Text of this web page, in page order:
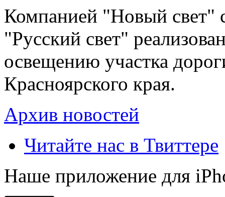
Компанией "Новый свет"
"Русский свет"
освещению участка
Красноярского края.
Архив новостей
Читайте нас в Твиттере
Наше приложение для